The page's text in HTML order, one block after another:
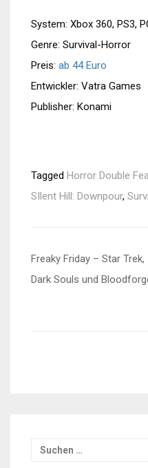
System: Xbox 360, PS3,
Genre: Survival-Horror
Preis: ab 44 Euro
Entwickler: Vatra Games
Publisher: Konami
Tagged Horror Double
SIlent Hill: Downpour,
Freaky Friday – Star Trek,
Dark Souls und
Suchen